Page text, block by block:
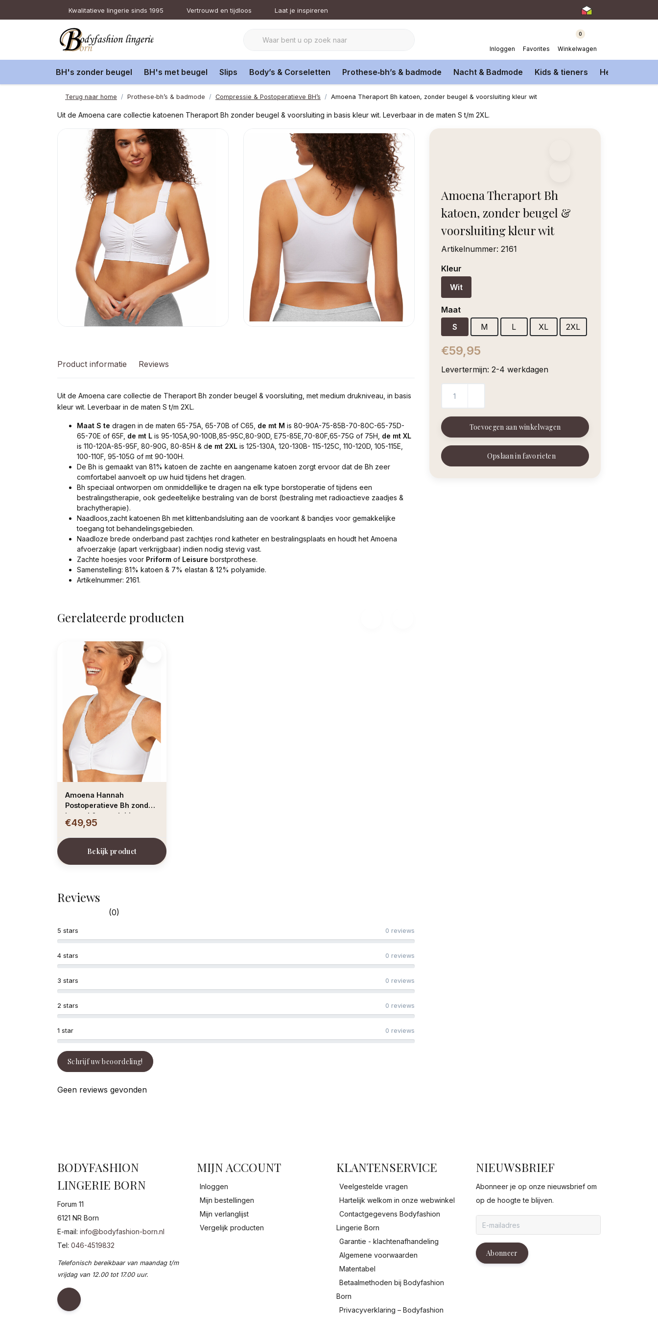
Kwalitatieve lingerie sinds 1995 Vertrouwd en tijdloos Laat je inspireren
Inloggen Favorites
0
Winkelwagen
BH's zonder beugel BH's met beugel Slips Body’s & Corseletten Prothese‑bh’s & badmode Nacht & Badmode Kids & tieners Heren
Terug naar home Prothese‑bh’s & badmode Compressie & Postoperatieve BH’s Amoena Theraport Bh katoen, zonder beugel & voorsluiting kleur wit
Uit de Amoena care collectie katoenen Theraport Bh zonder beugel & voorsluiting in basis kleur wit. Leverbaar in de maten S t/m 2XL.
Amoena Theraport Bh
katoen, zonder beugel &
voorsluiting kleur wit
Artikelnummer: 2161
Kleur
Wit
Maat
S
M L XL 2XL
€59,95
Levertermijn: 2-4 werkdagen
Toevoegen aan winkelwagen
Opslaan in favorieten
Product informatie Reviews
Uit de Amoena care collectie de Theraport Bh zonder beugel & voorsluiting, met medium drukniveau, in basis
kleur wit. Leverbaar in de maten S t/m 2XL.
Maat S te dragen in de maten 65-75A, 65-70B of C65, de mt M is 80-90A-75-85B-70-80C-65-75D-
65-70E of 65F, de mt L is 95-105A,90-100B,85-95C,80-90D, E75-85E,70-80F,65-75G of 75H, de mt XL
is 110-120A-85-95F, 80-90G, 80-85H & de mt 2XL is 125-130A, 120-130B- 115-125C, 110-120D, 105-115E,
100-110F, 95-105G of mt 90-100H.
De Bh is gemaakt van 81% katoen de zachte en aangename katoen zorgt ervoor dat de Bh zeer
comfortabel aanvoelt op uw huid tijdens het dragen.
Bh speciaal ontworpen om onmiddellijke te dragen na elk type borstoperatie of tijdens een
bestralingstherapie, ook gedeeltelijke bestraling van de borst (bestraling met radioactieve zaadjes &
brachytherapie).
Naadloos,zacht katoenen Bh met klittenbandsluiting aan de voorkant & bandjes voor gemakkelijke
toegang tot behandelingsgebieden.
Naadloze brede onderband past zachtjes rond katheter en bestralingsplaats en houdt het Amoena
afvoerzakje (apart verkrijgbaar) indien nodig stevig vast.
Zachte hoesjes voor Priform of Leisure borstprothese.
Samenstelling: 81% katoen & 7% elastan & 12% polyamide.
Artikelnummer: 2161.
Gerelateerde producten
Amoena Hannah
Postoperatieve Bh zonder
beugel & voorsluiting
kleur wit
€49,95
Bekijk product
Reviews
(0)
1 star 0 reviews
2 stars 0 reviews
3 stars 0 reviews
4 stars 0 reviews
5 stars 0 reviews
Schrijf uw beoordeling!
Geen reviews gevonden
BODYFASHION
LINGERIE BORN
Forum 11
6121 NR Born
E-mail: info@bodyfashion-born.nl
Tel: 046-4519832
Telefonisch bereikbaar van maandag t/m
vrijdag van 12.00 tot 17.00 uur.
MIJN ACCOUNT
Inloggen
Mijn bestellingen
Mijn verlanglijst
Vergelijk producten
KLANTENSERVICE
Veelgestelde vragen
Hartelijk welkom in onze webwinkel
Contactgegevens Bodyfashion
Lingerie Born
Garantie - klachtenafhandeling
Algemene voorwaarden
Matentabel
Betaalmethoden bij Bodyfashion
Born
Privacyverklaring – Bodyfashion
NIEUWSBRIEF
Abonneer je op onze nieuwsbrief om
op de hoogte te blijven.
Abonneer